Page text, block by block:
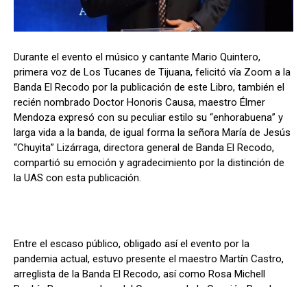
Durante el evento el músico y cantante Mario Quintero,
primera voz de Los Tucanes de Tijuana, felicitó vía Zoom a la
Banda El Recodo por la publicación de este Libro, también el
recién nombrado Doctor Honoris Causa, maestro Élmer
Mendoza expresó con su peculiar estilo su “enhorabuena” y
larga vida a la banda, de igual forma la señora María de Jesús
“Chuyita” Lizárraga, directora general de Banda El Recodo,
compartió su emoción y agradecimiento por la distinción de
la UAS con esta publicación.
Entre el escaso público, obligado así el evento por la
pandemia actual, estuvo presente el maestro Martín Castro,
arreglista de la Banda El Recodo, así como Rosa Michell